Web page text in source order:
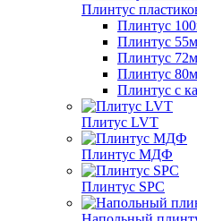
Плинтус
Плинтус
Плинтус
Плинтус
Плинтус
Плинтус с
Плитус LVT
Плинтус МДФ
Плинтус SPC